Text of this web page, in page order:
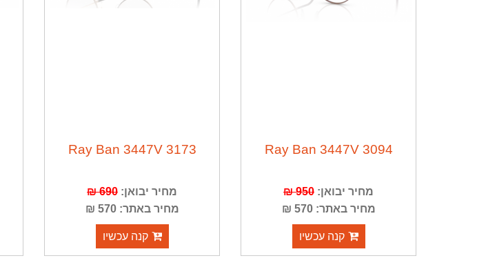
Ray Ban 3447V 3094
מחיר יבואן: 950 ₪
מחיר באתר: 570 ₪
קנה עכשיו
Ray Ban 3447V 3173
מחיר יבואן: 690 ₪
מחיר באתר: 570 ₪
קנה עכשיו